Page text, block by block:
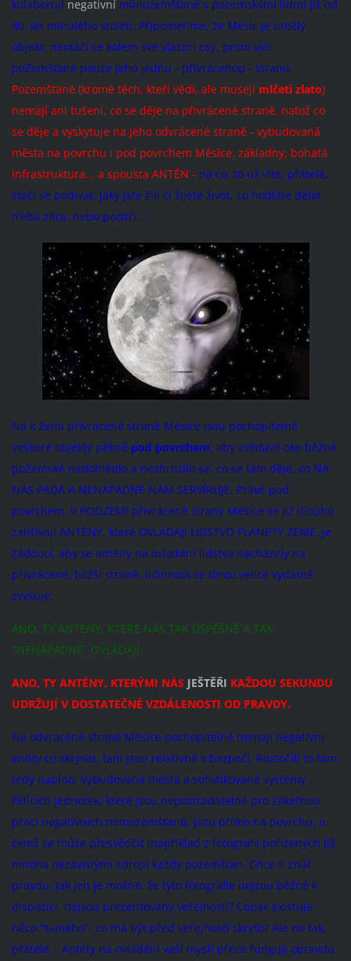
kolaborují negativnímimozemšťané s pozemskými lidmi již od
40. let minulého století. Připomeňme, že Měsíc je umělý
objekt, neotáčí se kolem své vlastní osy, proto vidí
poZemšťané pouze jeho jednu - přivrácenou - stranu.
Pozemšťané (kromě těch, kteří vědí, ale musejí mlčeti zlato)
nemají ani tušení, co se děje na přivrácené straně, natož co
se děje a vyskytuje na jeho odvrácené straně - vybudovaná
města na povrchu i pod povrchem Měsíce, základny, bohatá
infrastruktura... a spousta ANTÉN - na co, to už víte, přátelé,
stačí se podívat, jaký jste žili či žijete život, co hodláte dělat
třeba zítra, nebo pozítří....
Na k Zemi přivrácené straně Měsíce jsou pochopitelně
veškeré objekty pěkně pod povrchem, aby zvědavé oko běžné
poZemské nedohlédlo a nezhrozilo se, co se tam děje, co NA
NÁS PADÁ A NENÁPADNĚ NÁM SERVÍRUJE. Právě pod
povrchem, V PODZEMÍ přivrácené strany Měsíce se již dlouho
zahřívají ANTÉNY, které OVLÁDAJÍ LIDSTVO PLANETY ZEMĚ. Je
žádoucí, aby se antény na ovládání lidstva nacházely na
přivrácené, bližší straně, účinnost se tímto velice vydatně
zvyšuje.
ANO, TY ANTÉNY, KTERÉ NÁS TAK ÚSPĚŠNĚ A TAK
"NENÁPADNĚ" OVLÁDAJÍ.
ANO, TY ANTÉNY, KTERÝMI NÁS JEŠTĚŘI KAŽDOU SEKUNDU
UDRŽUJÍ V DOSTATEČNÉ VZDÁLENOSTI OD PRAVDY.
Na odvrácené straně Měsíce pochopitelně nemají negativní
entity co skrývat, tam jsou relativně v bezpečí. Roztočili to tam
tedy naplno. Vybudovaná města a sofistikované systémy
řídících jednotek, které jsou nepostradatelné pro zákeřnou
práci negativních mimozemšťanů, jsou přímo na povrchu, o
čemž se může přesvědčit (například z fotografií pořízených již
mnoha nezávislými zdroji) každý pozemšťan. Chce-li znát
pravdu. Jak jen je možné, že tyto fotografie nejsou běžně k
dispozici, nejsou prezentovány veřejnosti? Copak existuje
něco "tajného", co má být před veřejností skryto? Ale no tak,
přátelé... Antéty na ovládání vaší mysli přece fungují opravdu